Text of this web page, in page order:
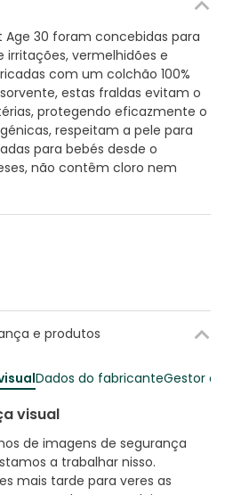
Age 30 foram concebidas para
vermelhidões e
com um colchão 100%
estas fraldas evitam o
protegendo eficazmente o
respeitam a pele para
para bebés desde o
não contêm cloro nem
e produtos
Dados do fabricanteGestor
visual
de imagens de segurança
a trabalhar nisso.
mais tarde para veres as